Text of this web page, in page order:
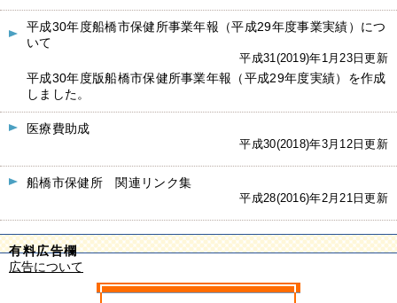
平成30年度船橋市保健所事業年報（平成29年度事業実績）につ
いて
平成31(2019)年1月23日更新
平成30年度版船橋市保健所事業年報（平成29年度実績）を作成
しました。
医療費助成
平成30(2018)年3月12日更新
船橋市保健所 関連リンク集
平成28(2016)年2月21日更新
有料広告欄
広告について